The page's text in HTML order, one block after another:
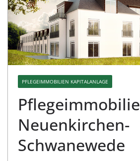
PFLEGEIMMOBILIEN KAPITALANLAGE
Pflegeimmobilie
Neuenkirchen-
Schwanewede